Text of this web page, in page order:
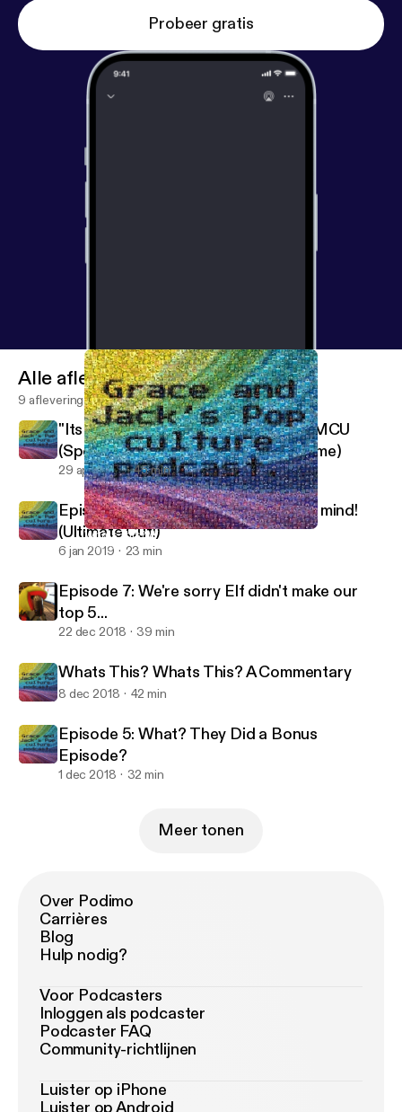
Probeer gratis
Whats This? Whats This? A Commentary
Dungeons And Dorks
Alle afleveringen
9 afleveringen
"Its Like The Credits To The Whole MCU
(Spoiler Review of Avengers: Endgame)
29 apr 2019 45 min
Episode 8, guaranteed to blow your mind!
(Ultimate Cut!)
6 jan 2019 23 min
Episode 7: We're sorry Elf didn't make our
top 5...
22 dec 2018 39 min
Whats This? Whats This? A Commentary
8 dec 2018 42 min
Episode 5: What? They Did a Bonus
Episode?
1 dec 2018 32 min
Meer tonen
Over Podimo
Carrières
Blog
Hulp nodig?
Voor Podcasters
Inloggen als podcaster
Podcaster FAQ
Community-richtlijnen
Luister op iPhone
Luister op Android